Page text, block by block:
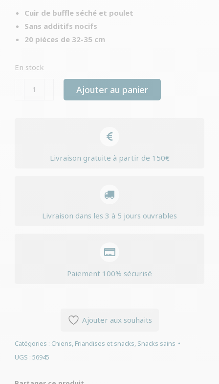
Cuir de buffle séché et poulet
Sans additifs nocifs
20 pièces de 32-35 cm
En stock
Ajouter au panier
Livraison gratuite à partir de 150€
Livraison dans les 3 à 5 jours ouvrables
Paiement 100% sécurisé
Ajouter aux souhaits
Catégories : Chiens, Friandises et snacks, Snacks sains
UGS : 56945